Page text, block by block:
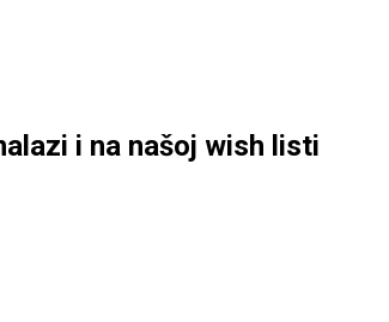
i na našoj wish listi